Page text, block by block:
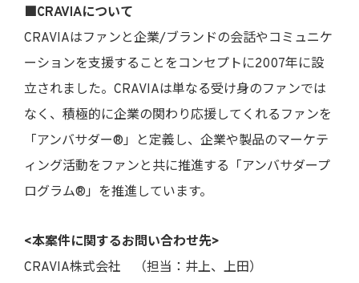
■CRAVIAについて
CRAVIAはファンと企業/ブランドの会話やコミュニケ
ーションを支援することをコンセプトに2007年に設
立されました。CRAVIAは単なる受け身のファンでは
なく、積極的に企業の関わり応援してくれるファンを
「アンバサダー®」と定義し、企業や製品のマーケテ
ィング活動をファンと共に推進する「アンバサダープ
ログラム®」を推進しています。
<本案件に関するお問い合わせ先>
CRAVIA株式会社 （担当：井上、上田）